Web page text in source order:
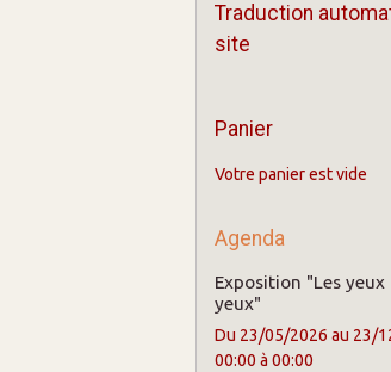
Traduction
site
Panier
Votre panier est vide
Agenda
Exposition "Les yeux
yeux"
Du 23/05/2026 au 23/
00:00 à 00:00